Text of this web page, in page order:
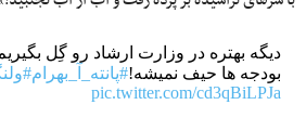
دیگه بهتره در وزارت ارشاد رو گِل
بودجه ها حیف نمیشه!#پانته_آ_بهرام
pic.twitter.com/cd3qBiLPJa